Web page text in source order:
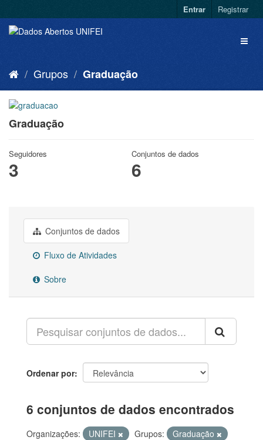
Entrar Registrar
Grupos Graduação
Graduação
Seguidores
3
Conjuntos de dados
6
Conjuntos de dados
Fluxo de Atividades
Sobre
Ordenar por
6 conjuntos de dados encontrados
Organizações: UNIFEI Grupos:
Graduação